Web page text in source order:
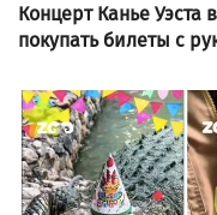
Концерт Канье Уэста
покупать билеты с